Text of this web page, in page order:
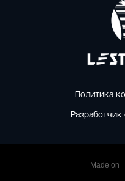
Политика
Разработчик
Made on